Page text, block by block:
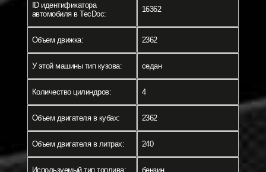
ID идентификатора
автомобиля в TecDoc:
16362
Объем движка: 2362
У этой машины тип кузова: седан
Количество цилиндров: 4
Объем двигателя в кубах: 2362
Объем двигателя в литрах: 240
Используемый тип топлива: бензин